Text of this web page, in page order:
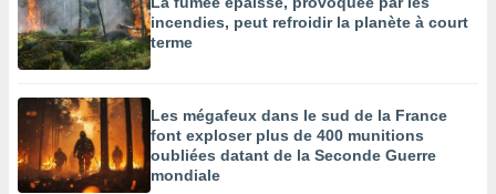
incendies, peut refroidir la planète à court
terme
Les mégafeux dans le sud de la France
font exploser plus de 400 munitions
oubliées datant de la Seconde Guerre
mondiale